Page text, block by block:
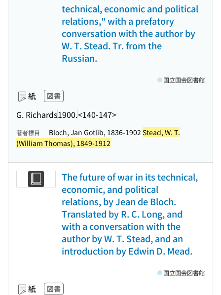
technical, economic and political
relations," with a prefatory
conversation with the author by
W. T. Stead. Tr. from the
Russian.
紙 図書
G. Richards1900.<140-147>
国立国会図書館
著者標目 Bloch, Jan Gotlib, 1836-1902 Stead, W. T.
(William Thomas), 1849-1912
The future of war in its technical,
economic, and political
relations, by Jean de Bloch.
Translated by R. C. Long, and
with a conversation with the
author by W. T. Stead, and an
introduction by Edwin D. Mead.
紙 図書
国立国会図書館